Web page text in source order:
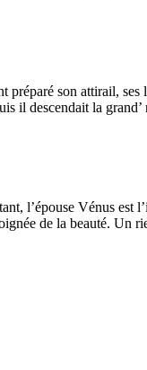
son attirail, ses
il descendait la
l’épouse Vénus est
de la beauté. Un